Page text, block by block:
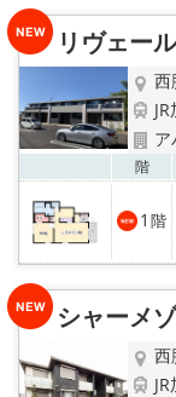
リヴェー
西
階
1 階
シャーメ
西